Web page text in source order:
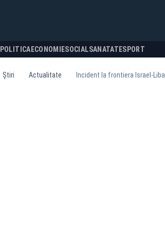
POLITICA ECONOMIESOCIALSANATATESPORT
Știri Actualitate Incident la frontiera Israel-